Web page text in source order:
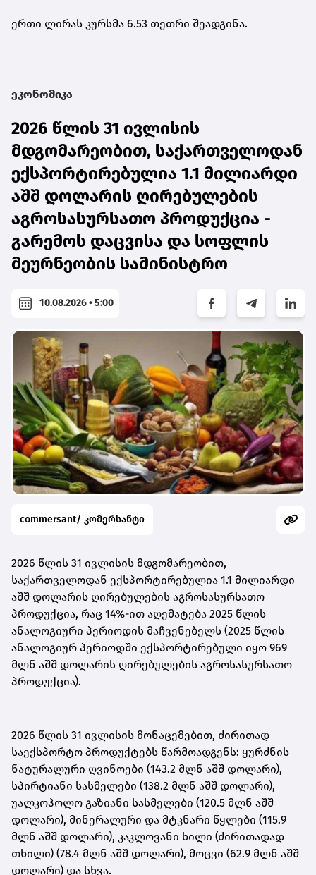
ერთი ლირას კურსმა 6.53 თეთრი შეადგინა.
ეკონომიკა
2026 წლის 31 ივლისის
მდგომარეობით, საქართველოდან
ექსპორტირებულია 1.1 მილიარდი
აშშ დოლარის ღირებულების
აგროსასურსათო პროდუქცია -
გარემოს დაცვისა და სოფლის
მეურნეობის სამინისტრო
10.08.2026 • 5:00
commersant/ კომერსანტი
2026 წლის 31 ივლისის მდგომარეობით,
საქართველოდან ექსპორტირებულია 1.1 მილიარდი
აშშ დოლარის ღირებულების აგროსასურსათო
პროდუქცია, რაც 14%-ით აღემატება 2025 წლის
ანალოგიური პერიოდის მაჩვენებელს (2025 წლის
ანალოგიურ პერიოდში ექსპორტირებული იყო 969
მლნ აშშ დოლარის ღირებულების აგროსასურსათო
პროდუქცია).
2026 წლის 31 ივლისის მონაცემებით, ძირითად
საექსპორტო პროდუქტებს წარმოადგენს: ყურძნის
ნატურალური ღვინოები (143.2 მლნ აშშ დოლარი),
სპირტიანი სასმელები (138.2 მლნ აშშ დოლარი),
უალკოჰოლო გაზიანი სასმელები (120.5 მლნ აშშ
დოლარი), მინერალური და მტკნარი წყლები (115.9
მლნ აშშ დოლარი), კაკლოვანი ხილი (ძირითადად
თხილი) (78.4 მლნ აშშ დოლარი), მოცვი (62.9 მლნ აშშ
დოლარი) და სხვა.